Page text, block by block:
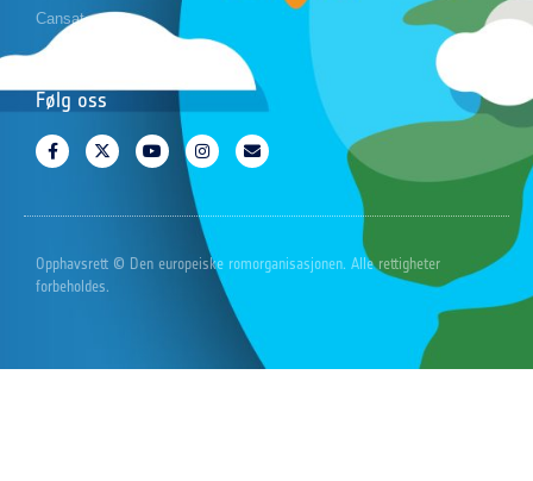
Cansat
Følg oss
Opphavsrett © Den europeiske romorganisasjonen. Alle rettigheter
forbeholdes.